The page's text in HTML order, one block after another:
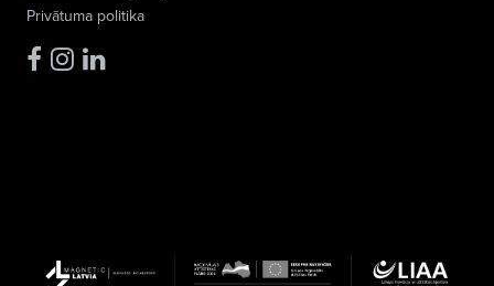
Privātuma politika